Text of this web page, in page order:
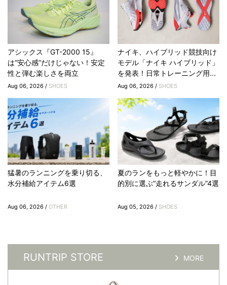
アシックス『GT-2000 15』
は“安心感”だけじゃない！安定
性と弾む楽しさを両立
Aug 06, 2026 / SHOES
ナイキ、ハイブリッド競技向け
モデル「ナイキ ハイブリッド」
を発表！日常トレーニング用...
Aug 06, 2026 / SHOES
猛暑のランニングを乗り切る、
水分補給アイテム6選
Aug 06, 2026 / OTHER
夏のランをもっと軽やかに！目
的別に選ぶ“走れるサンダル”4選
Aug 05, 2026 / SHOES
RUNTRIP STORE MORE